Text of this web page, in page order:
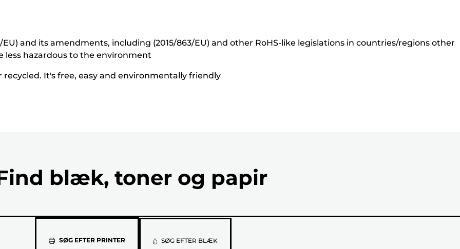
and its amendments, including (2015/863/EU) and other RoHS-like legislations in countries/regions other
less hazardous to the environment
It's free, easy and environmentally friendly
blæk, toner og papir
SØG EFTER PRINTER
VælgSØG EFTER BLÆK